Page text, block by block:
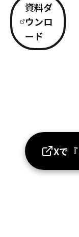
資料ダ
ウンロ
ード
Xで